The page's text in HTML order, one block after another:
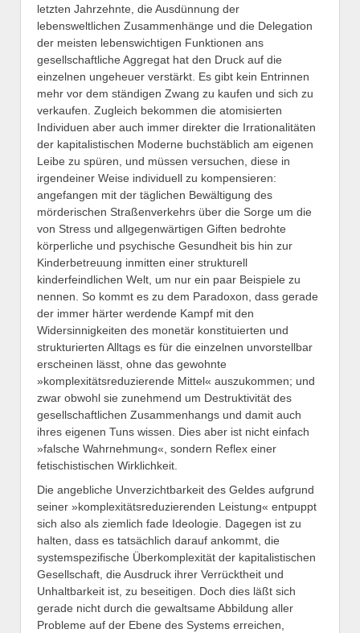
letzten Jahrzehnte, die Ausdünnung der
lebensweltlichen Zusammenhänge und die Delegation
der meisten lebenswichtigen Funktionen ans
gesellschaftliche Aggregat hat den Druck auf die
einzelnen ungeheuer verstärkt. Es gibt kein Entrinnen
mehr vor dem ständigen Zwang zu kaufen und sich zu
verkaufen. Zugleich bekommen die atomisierten
Individuen aber auch immer direkter die Irrationalitäten
der kapitalistischen Moderne buchstäblich am eigenen
Leibe zu spüren, und müssen versuchen, diese in
irgendeiner Weise individuell zu kompensieren:
angefangen mit der täglichen Bewältigung des
mörderischen Straßenverkehrs über die Sorge um die
von Stress und allgegenwärtigen Giften bedrohte
körperliche und psychische Gesundheit bis hin zur
Kinderbetreuung inmitten einer strukturell
kinderfeindlichen Welt, um nur ein paar Beispiele zu
nennen. So kommt es zu dem Paradoxon, dass gerade
der immer härter werdende Kampf mit den
Widersinnigkeiten des monetär konstituierten und
strukturierten Alltags es für die einzelnen unvorstellbar
erscheinen lässt, ohne das gewohnte
»komplexitätsreduzierende Mittel« auszukommen; und
zwar obwohl sie zunehmend um Destruktivität des
gesellschaftlichen Zusammenhangs und damit auch
ihres eigenen Tuns wissen. Dies aber ist nicht einfach
»falsche Wahrnehmung«, sondern Reflex einer
fetischistischen Wirklichkeit.
Die angebliche Unverzichtbarkeit des Geldes aufgrund
seiner »komplexitätsreduzierenden Leistung« entpuppt
sich also als ziemlich fade Ideologie. Dagegen ist zu
halten, dass es tatsächlich darauf ankommt, die
systemspezifische Überkomplexität der kapitalistischen
Gesellschaft, die Ausdruck ihrer Verrücktheit und
Unhaltbarkeit ist, zu beseitigen. Doch dies läßt sich
gerade nicht durch die gewaltsame Abbildung aller
Probleme auf der Ebene des Systems erreichen,